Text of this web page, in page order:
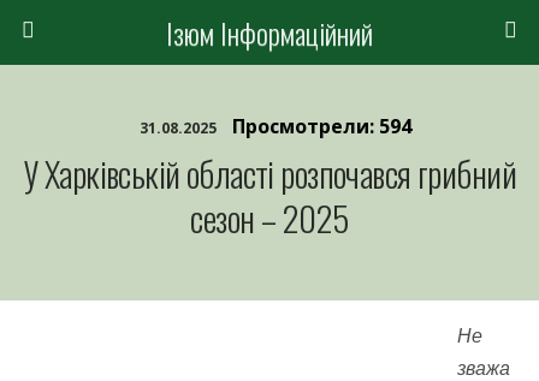
Ізюм Інформаційний
31.08.2025 Просмотрели: 594
У Харківській області розпочався грибний
сезон – 2025
Не
зважа